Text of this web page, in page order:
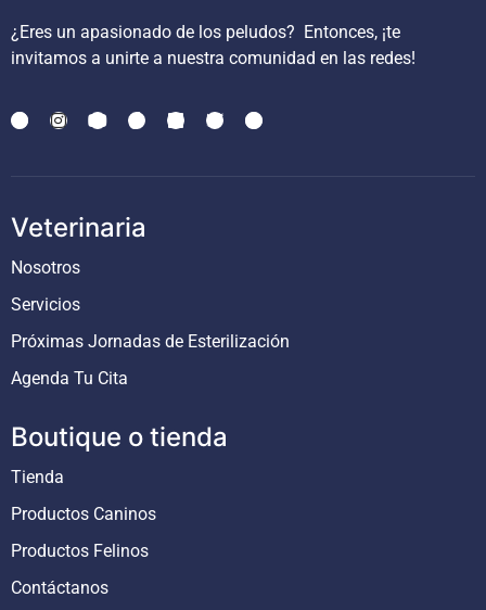
¿Eres un apasionado de los peludos? Entonces, ¡te
invitamos a unirte a nuestra comunidad en las redes!
Veterinaria
Nosotros
Servicios
Próximas Jornadas de Esterilización
Agenda Tu Cita
Boutique o tienda
Tienda
Productos Caninos
Productos Felinos
Contáctanos